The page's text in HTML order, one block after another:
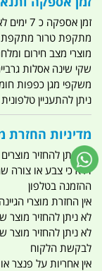
זמן
מתקפת טרור
מוצרי מצב חירום
שקי שינה אסלות
משקפי מגן כפפות
ניתן להתעניין טלפונית טרם
מדיניות החזרת
לא ניתן להחזיר
וידא כי צבע או צורה
ההזמנה בטלפון
אין החזרת מוצרי
לא ניתן להחזיר מוצר
לא ניתן להחזיר מוצר
לבקשת הלקוח
אין אחריות על פנצר